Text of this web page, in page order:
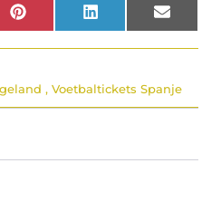
Pinterest LinkedIn Email
, Voetbaltickets Spanje